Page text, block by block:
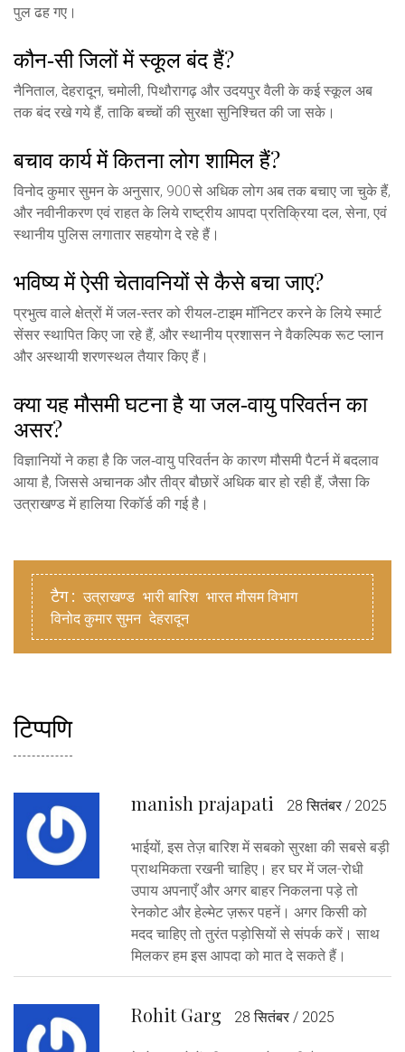
पुल ढह गए।
कौन‑सी जिलों में स्कूल बंद हैं?
नैनिताल, देहरादून, चमोली, पिथौरागढ़ और उदयपुर वैली के कई स्कूल अब
तक बंद रखे गये हैं, ताकि बच्चों की सुरक्षा सुनिश्चित की जा सके।
बचाव कार्य में कितना लोग शामिल हैं?
विनोद कुमार सुमन के अनुसार, 900 से अधिक लोग अब तक बचाए जा चुके हैं,
और नवीनीकरण एवं राहत के लिये राष्ट्रीय आपदा प्रतिक्रिया दल, सेना, एवं
स्थानीय पुलिस लगातार सहयोग दे रहे हैं।
भविष्य में ऐसी चेतावनियों से कैसे बचा जाए?
प्रभुत्व वाले क्षेत्रों में जल‑स्तर को रीयल‑टाइम मॉनिटर करने के लिये स्मार्ट
सेंसर स्थापित किए जा रहे हैं, और स्थानीय प्रशासन ने वैकल्पिक रूट प्लान
और अस्थायी शरणस्थल तैयार किए हैं।
क्या यह मौसमी घटना है या जल‑वायु परिवर्तन का
असर?
विज्ञानियों ने कहा है कि जल‑वायु परिवर्तन के कारण मौसमी पैटर्न में बदलाव
आया है, जिससे अचानक और तीव्र बौछारें अधिक बार हो रही हैं, जैसा कि
उत्राखण्ड में हालिया रिकॉर्ड की गई है।
टैग : उत्राखण्ड भारी बारिश भारत मौसम विभाग
विनोद कुमार सुमन देहरादून
टिप्पणि
manish prajapati 28 सितंबर / 2025
भाईयों, इस तेज़ बारिश में सबको सुरक्षा की सबसे बड़ी
प्राथमिकता रखनी चाहिए। हर घर में जल-रोधी
उपाय अपनाएँ और अगर बाहर निकलना पड़े तो
रेनकोट और हेल्मेट ज़रूर पहनें। अगर किसी को
मदद चाहिए तो तुरंत पड़ोसियों से संपर्क करें। साथ
मिलकर हम इस आपदा को मात दे सकते हैं।
Rohit Garg 28 सितंबर / 2025